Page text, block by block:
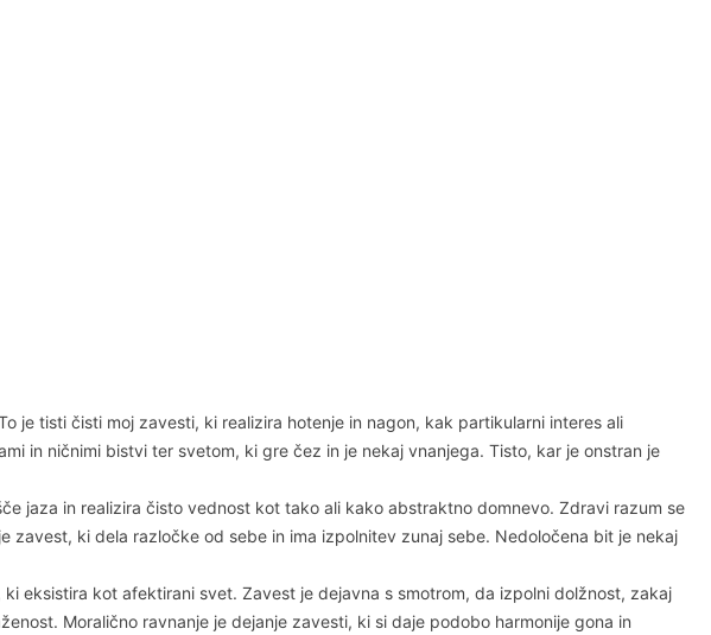
je tisti čisti moj zavesti, ki realizira hotenje in nagon, kak partikularni interes ali
in ničnimi bistvi ter svetom, ki gre čez in je nekaj vnanjega. Tisto, kar je onstran je
jaza in realizira čisto vednost kot tako ali kako abstraktno domnevo. Zdravi razum se
ki dela razločke od sebe in ima izpolnitev zunaj sebe. Nedoločena bit je nekaj
eksistira kot afektirani svet. Zavest je dejavna s smotrom, da izpolni dolžnost, zakaj
Moralično ravnanje je dejanje zavesti, ki si daje podobo harmonije gona in